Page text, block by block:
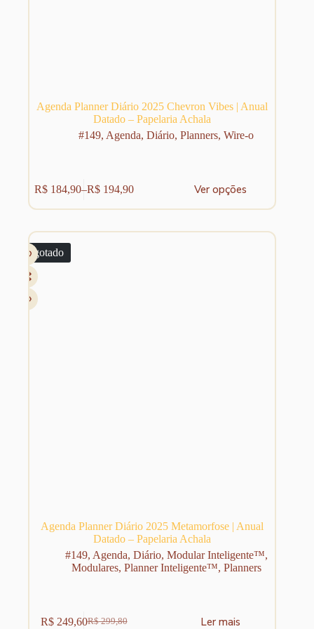
Agenda Planner Diário 2025 Chevron Vibes | Anual
Datado – Papelaria Achala
#149, Agenda,Diário,Planners,Wire-o
R$184,90–R$194,90
Faixa
de
R$ 184,90
Ver opções
produto
tem
variantes.
As
opções
podem
ser
escolhidas
Esgotado
Agenda Planner Diário 2025 Metamorfose | Anual
Datado – Papelaria Achala
#149, Agenda, Diário, Modular Inteligente™,
Modulares, Planner Inteligente™, Planners
R$299,80
R$249,60 Ler mais